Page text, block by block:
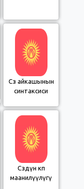
Сөз айкашынын
синтаксиси
Сөздүн көп
маанилүүлүгү